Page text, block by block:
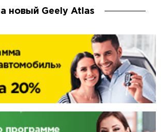
новый Geely Atlas